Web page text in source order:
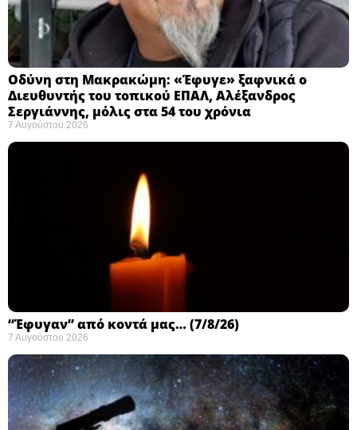
Οδύνη στη Μακρακώμη: «Έφυγε» ξαφνικά ο
Διευθυντής του τοπικού ΕΠΑΛ, Αλέξανδρος
Σεργιάννης, μόλις στα 54 του χρόνια
7 Αυγούστου 2026
“Έφυγαν” από κοντά μας… (7/8/26)
7 Αυγούστου 2026